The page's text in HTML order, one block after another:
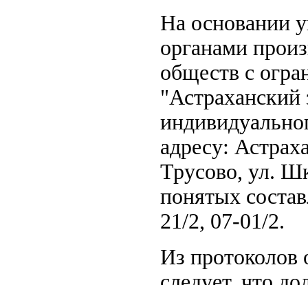
На основании
органами
обществ с
адресу:
Трусово, ул.
понятых
21/2, 07-01/2.
Из